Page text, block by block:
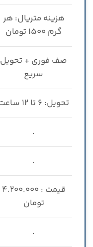
هزینه متریال: هر
گرم ۱۵۰۰ تومان
صف فوری + تحویل
سریع
تحویل: ۶ تا ۱۲ ساعت
.
.
قیمت : ۴.۲۰۰.۰۰۰
تومان
.